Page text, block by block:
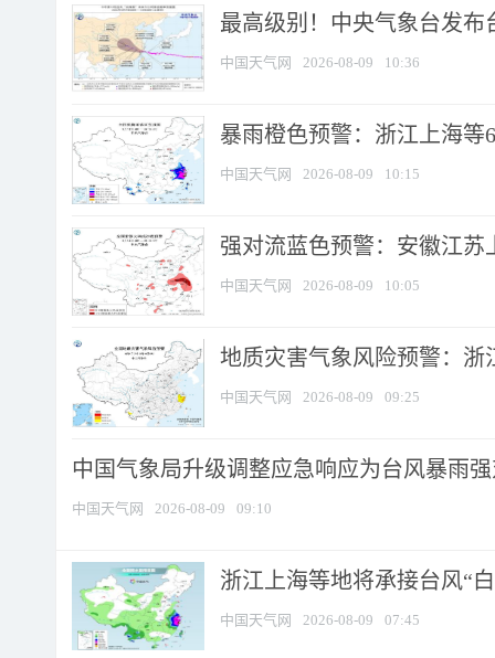
最高级别！中央气象台发布
中国天气网 2026-08-09 10:36
暴雨橙色预警：浙江上海等
中国天气网 2026-08-09 10:15
强对流蓝色预警：安徽江苏
中国天气网 2026-08-09 10:05
地质灾害气象风险预警：浙
中国天气网 2026-08-09 09:25
中国气象局升级调整应急响应为台风暴雨
中国天气网 2026-08-09 09:10
浙江上海等地将承接台风“
中国天气网 2026-08-09 07:45